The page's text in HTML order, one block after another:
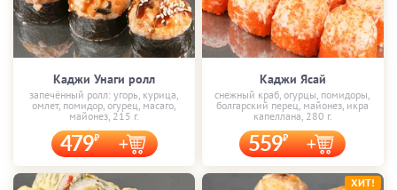
Каджи Унаги ролл
запечённый ролл: угорь, курица,
омлет, помидор, огурец, масаго,
майонез, 215 г.
479
Каджи Ясай
снежный краб, огурцы, помидоры,
болгарский перец, майонез, икра
капеллана, 280 г.
559
ХИТ!